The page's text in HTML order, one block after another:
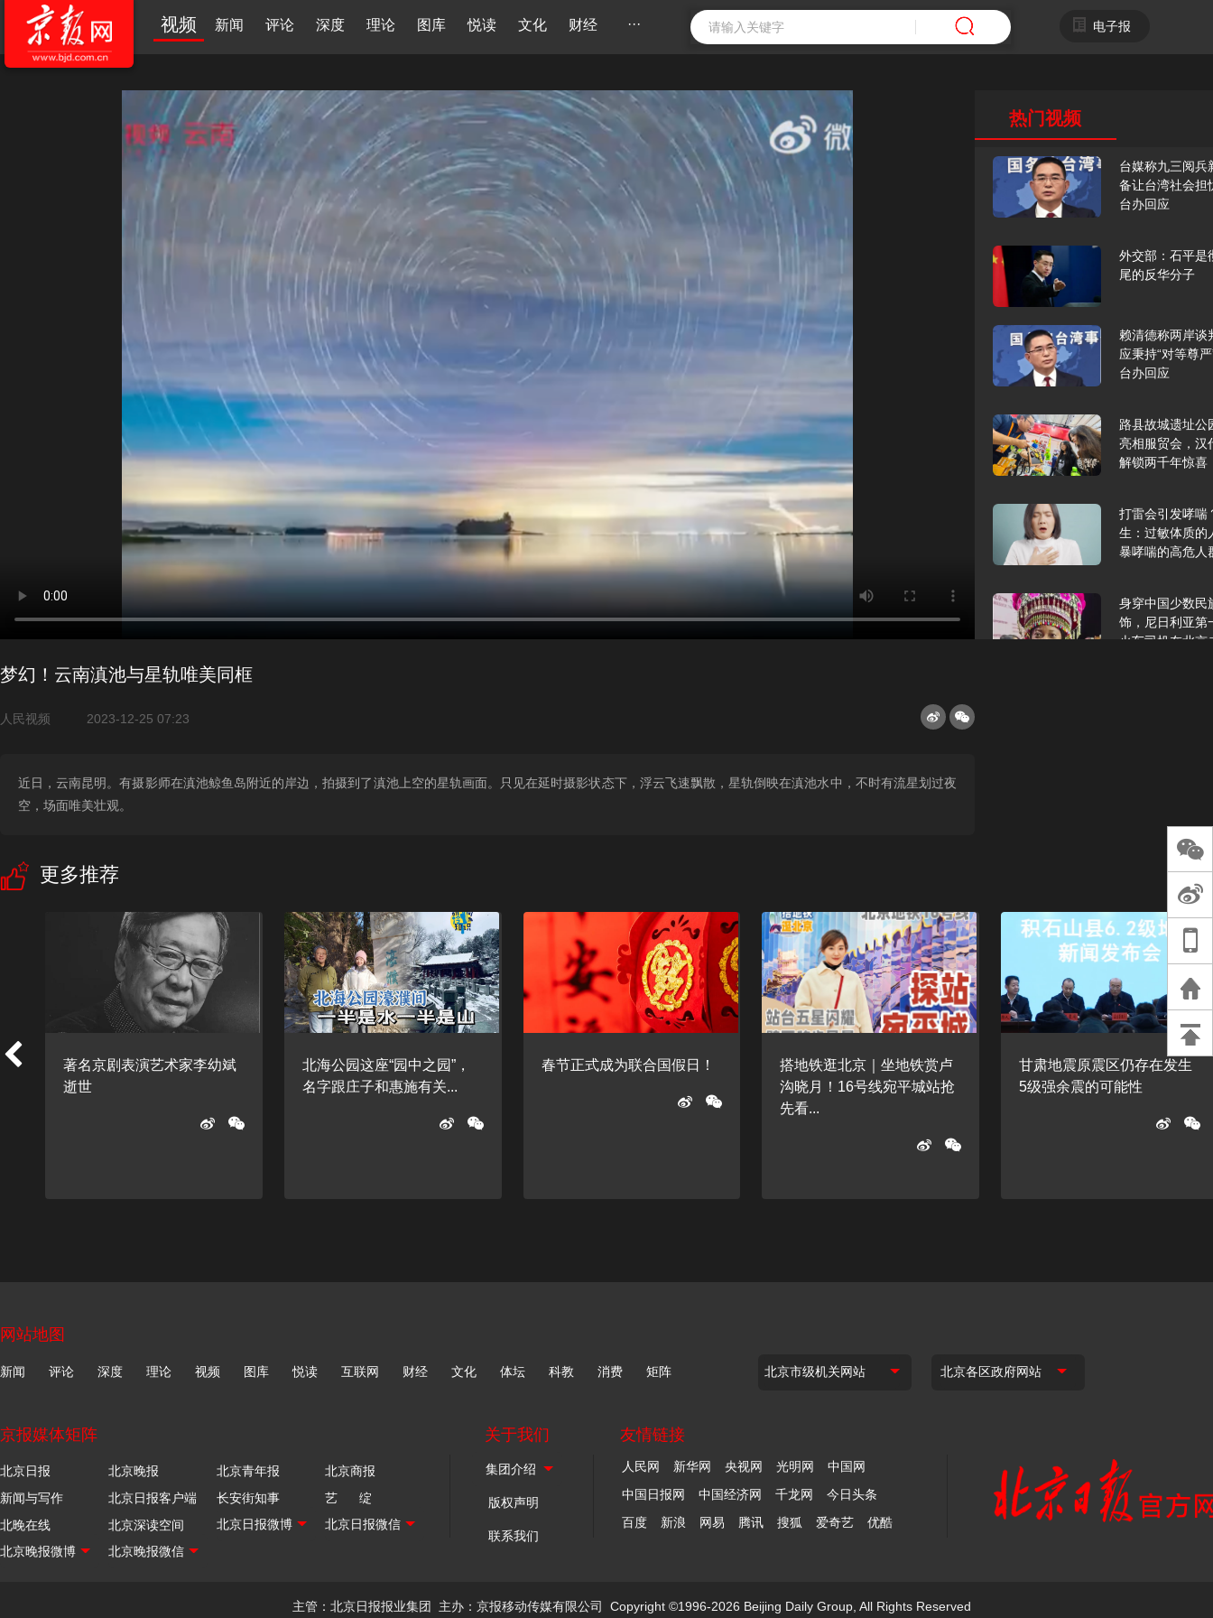
视频 新闻 评论 深度 理论 图库 悦读 文化 财经 ··· 电子报
热门视频
台媒称九三阅兵
备让台湾社会担
台办回应
外交部：石平是
尾的反华分子
赖清德称两岸谈
应秉持“对等尊
台办回应
路县故城遗址公
亮相服贸会，汉
解锁两千年惊喜
打雷会引发哮喘
生：过敏体质的
暴哮喘的高危人
身穿中国少数民
饰，尼日利亚第
火车司机在北京
谈过去 谈谈未来
天桥艺术中心一
演出，国际项目
重庆一高校学生
死，官方通报：
刑案，网传遗体
等信息不实
梦幻！云南滇池与星轨唯美同框
人民视频 2023-12-25 07:23
近日，云南昆明。有摄影师在滇池鲸鱼岛附近的岸边，拍摄到了滇池上空的星轨画面。只见在延时摄影状态下，浮云飞速飘散，星轨倒映在滇池水中，不时有流星划过夜
空，场面唯美壮观。
更多推荐
著名京剧表演艺术家李幼斌
逝世
北海公园这座“园中之园”，
名字跟庄子和惠施有关...
春节正式成为联合国假日！
搭地铁逛北京｜坐地铁赏卢
沟晓月！16号线宛平城站抢
先看...
甘肃地震原震区仍存在发生
5级强余震的可能性
网站地图
新闻 评论 深度 理论 视频 图库 悦读 互联网 财经 文化 体坛 科教 消费 矩阵
京报媒体矩阵
北京日报 北京晚报 北京青年报
北京商报
新闻与写作
北京日报客户端 长安街知事
艺 绽
北晚在线
北京深读空间
关于我们
版权声明
联系我们
友情链接
人民网 新华网 央视网 光明网
中国网
中国日报网
中国经济网 千龙网
今日头条
百度
新浪 网易 腾讯 搜狐 爱奇艺 优酷
主管：北京日报报业集团 主办：京报移动传媒有限公司 Copyright ©1996-2026 Beijing Daily Group, All Rights Reserved